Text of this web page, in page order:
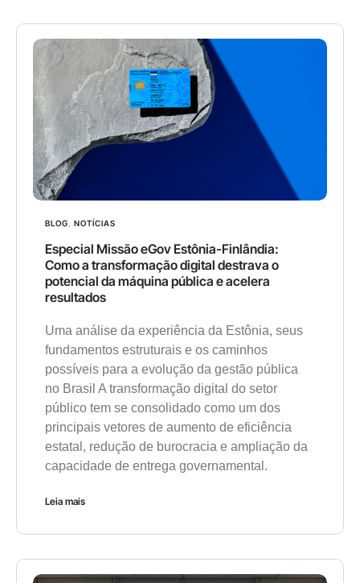
BLOG NOTÍCIAS
Especial Missão eGov Estônia-Finlândia:
Como a transformação digital destrava o
potencial da máquina pública e acelera
resultados
Uma análise da experiência da Estônia, seus
fundamentos estruturais e os caminhos
possíveis para a evolução da gestão pública
no Brasil A transformação digital do setor
público tem se consolidado como um dos
principais vetores de aumento de eficiência
estatal, redução de burocracia e ampliação da
capacidade de entrega governamental.
Leia mais